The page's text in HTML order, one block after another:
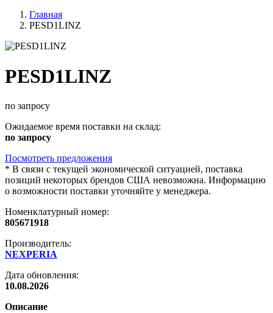
Главная
PESD1LINZ
PESD1LINZ
по запросу
Ожидаемое время поставки на склад:
по запросу
Посмотреть предложения
* В связи с текущей экономической ситуацией, поставка
позиций некоторых брендов США невозможна. Информацию
о возможности поставки уточняйте у менеджера.
Номенклатурный номер:
805671918
Производитель:
NEXPERIA
Дата обновления:
10.08.2026
Описание